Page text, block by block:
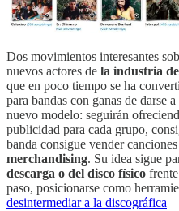
Dos movimientos interesantes
nuevos actores de la industria
que en poco tiempo se ha
para bandas con ganas de darse
nuevo modelo: seguirán
publicidad para cada grupo,
banda consigue vender
merchandising. Su idea sigue
descarga o del disco físico
paso, posicionarse como
desintermediar a la discográfica